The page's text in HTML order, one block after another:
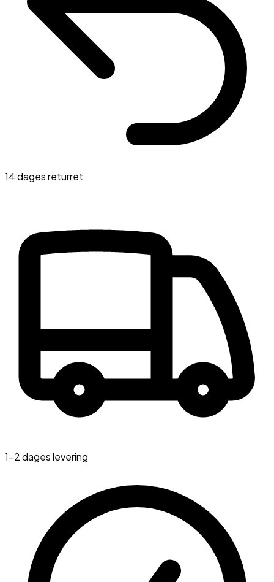
14 dages returret
1-2 dages levering